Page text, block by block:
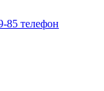
85 телефон